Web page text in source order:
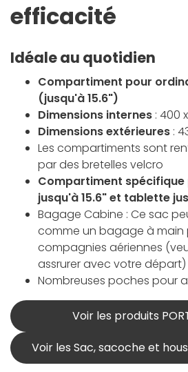
efficacité
Idéale au quotidien
Compartiment pour
(jusqu'à 15.6")
Dimensions internes : 400
Dimensions extérieures :
Les compartiments sont
par des bretelles velcro
Compartiment
jusqu'à 15.6" et tablette
Bagage Cabine : Ce sac
comme un bagage à main
compagnies aériennes
assrurer avec votre départ)
Nombreuses poches pour
Voir les produits
Voir les Sac, sacoche et